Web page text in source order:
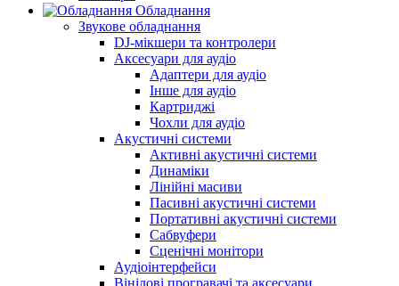
Обладнання
Звукове обладнання
DJ-мікшери та контролери
Аксесуари для аудіо
Адаптери для аудіо
Інше для аудіо
Картриджі
Чохли для аудіо
Акустичні системи
Активні акустичні системи
Динаміки
Лінійні масиви
Пасивні акустичні системи
Портативні акустичні системи
Сабвуфери
Сценічні монітори
Аудіоінтерфейси
Вінілові програвачі та аксесуари